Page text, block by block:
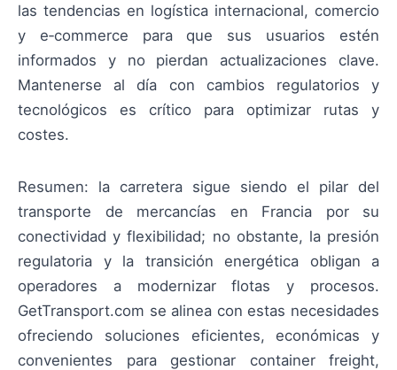
las tendencias en logística internacional, comercio
y e‑commerce para que sus usuarios estén
informados y no pierdan actualizaciones clave.
Mantenerse al día con cambios regulatorios y
tecnológicos es crítico para optimizar rutas y
costes.
Resumen: la carretera sigue siendo el pilar del
transporte de mercancías en Francia por su
conectividad y flexibilidad; no obstante, la presión
regulatoria y la transición energética obligan a
operadores a modernizar flotas y procesos.
GetTransport.com se alinea con estas necesidades
ofreciendo soluciones eficientes, económicas y
convenientes para gestionar container freight,